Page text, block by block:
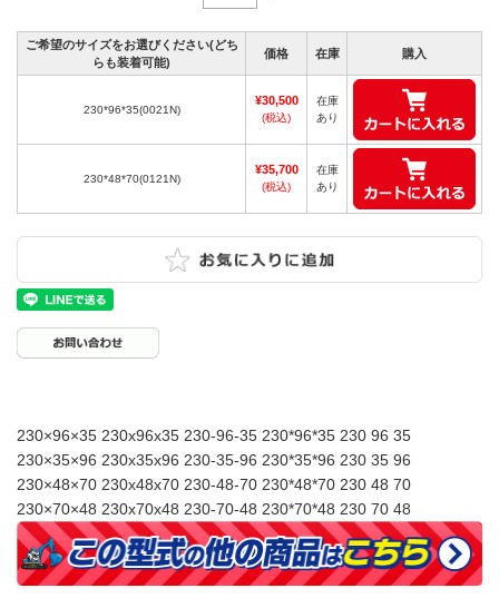
ご希望のサイズをお選びください(どち
らも装着可能)
価格 在庫 購入
230*96*35(0021N)
¥30,500
(税込)
在庫
あり
230*48*70(0121N)
¥35,700
(税込)
在庫
あり
230×96×35 230x96x35 230-96-35 230*96*35 230 96 35
230×35×96 230x35x96 230-35-96 230*35*96 230 35 96
230×48×70 230x48x70 230-48-70 230*48*70 230 48 70
230×70×48 230x70x48 230-70-48 230*70*48 230 70 48